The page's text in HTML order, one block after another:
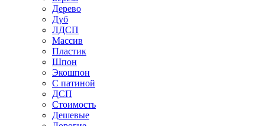
Дерево
Дуб
ЛДСП
Массив
Пластик
Шпон
Экошпон
С патиной
ДСП
Стоимость
Дешевые